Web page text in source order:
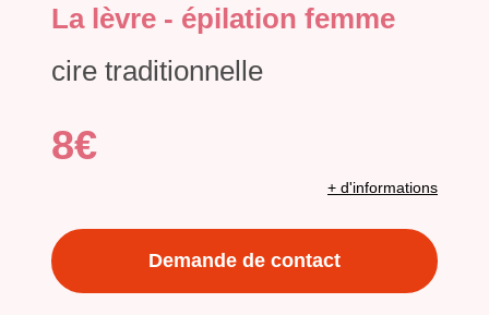
La lèvre - épilation femme
cire traditionnelle
8€
+ d'informations
Demande de contact